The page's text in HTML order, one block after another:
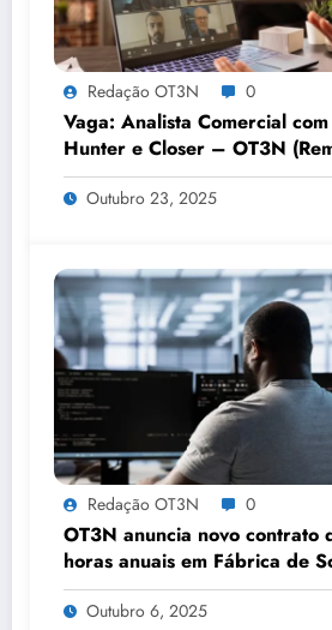
Redação OT3N 0
Vaga: Analista Comercial
Hunter e Closer – OT3N
Outubro 23, 2025
Redação OT3N 0
OT3N anuncia novo contrato
horas anuais em Fábrica de
quadruplica seu volume de
apenas 18 meses de operação
Outubro 6, 2025